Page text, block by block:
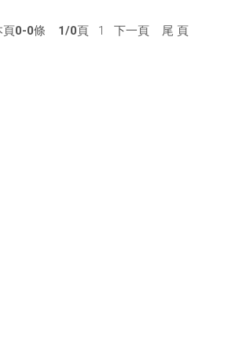
頁0-0條 1/0頁 1下一頁 尾 頁